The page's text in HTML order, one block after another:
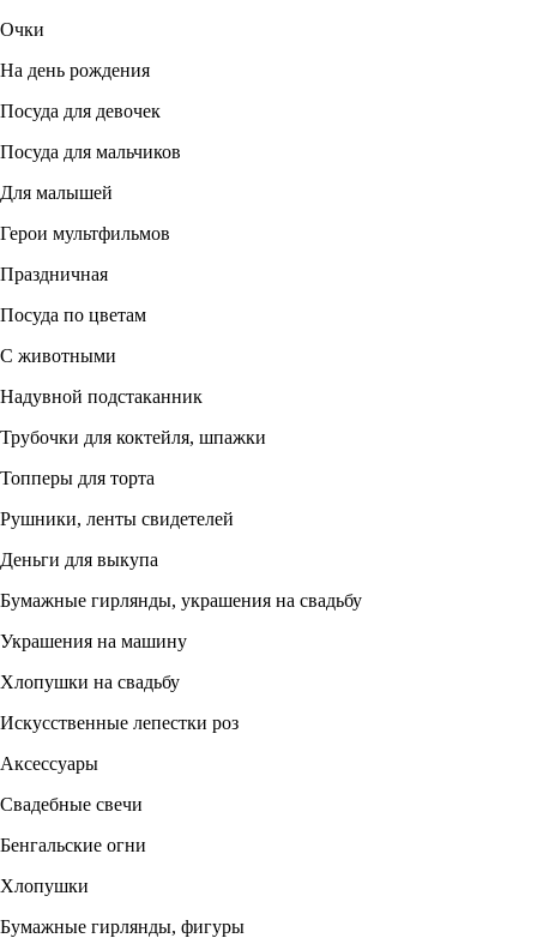
Очки
На день рождения
Посуда для девочек
Посуда для мальчиков
Для малышей
Герои мультфильмов
Праздничная
Посуда по цветам
С животными
Надувной подстаканник
Трубочки для коктейля, шпажки
Топперы для торта
Рушники, ленты свидетелей
Деньги для выкупа
Бумажные гирлянды, украшения на свадьбу
Украшения на машину
Хлопушки на свадьбу
Искусственные лепестки роз
Аксессуары
Свадебные свечи
Бенгальские огни
Хлопушки
Бумажные гирлянды, фигуры